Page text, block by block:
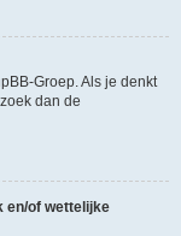
Groep. Als je denkt
dan de
en/of wettelijke